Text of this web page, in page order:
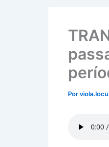
Por